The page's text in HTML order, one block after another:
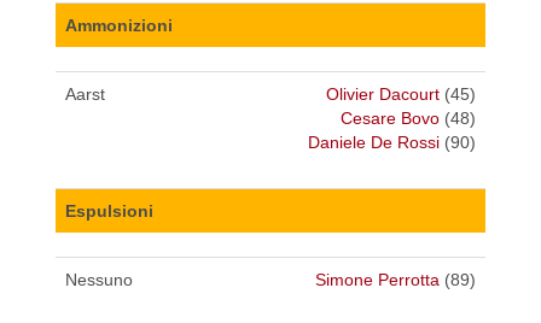
Ammonizioni
Aarst Olivier Dacourt (45)
Cesare Bovo (48)
Daniele De Rossi (90)
Espulsioni
Nessuno Simone Perrotta (89)